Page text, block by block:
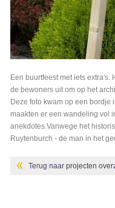
Een buurtfeest met iets
de bewoners uit om op het
Deze foto kwam op een bordje
maakten er een wandeling vol
anekdotes.Vanwege het
Ruytenburch - de man in het
Terug naar projecten